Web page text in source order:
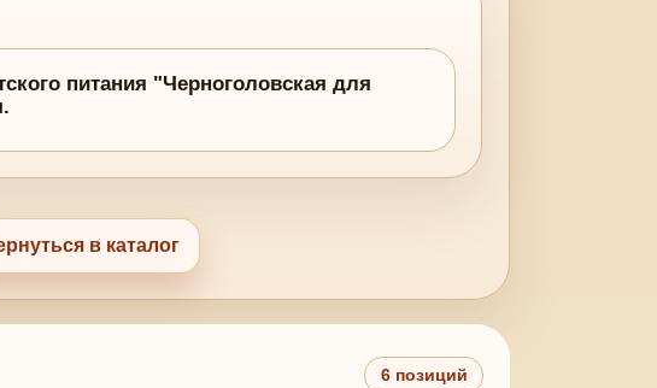
питания "Черноголовская для
в каталог
6 позиций